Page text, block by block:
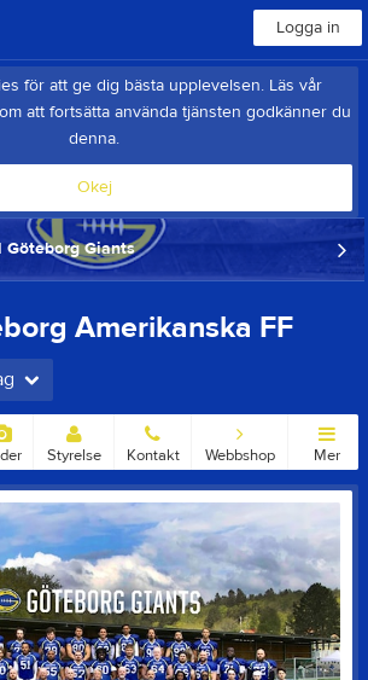
Logga in
för att ge dig bästa upplevelsen. Läs vår
att fortsätta använda tjänsten godkänner du
denna.
Okej
Giants
Amerikanska FF
Styrelse Kontakt Webbshop Mer